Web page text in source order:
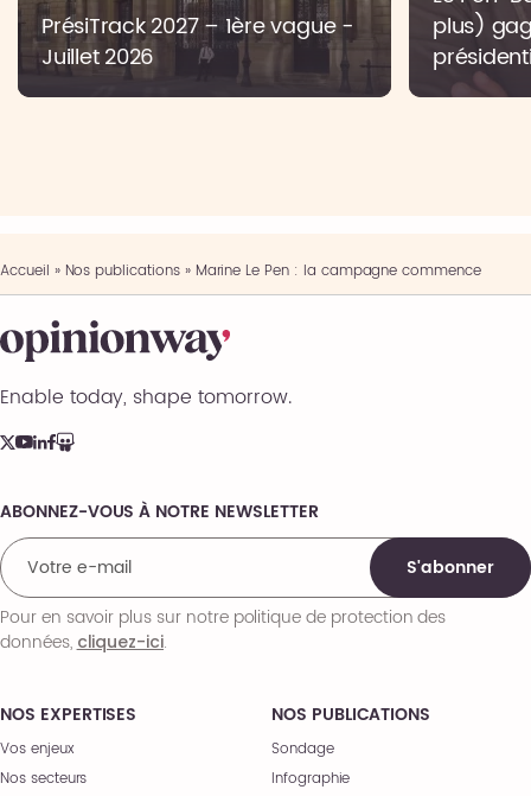
PrésiTrack 2027 – 1ère vague -
Juillet 2026
plus)
Accueil » Nos publications» Marine Le Pen : la campagne commence
Enable today, shape tomorrow.
NOS EXPERTISES
Vos enjeux
Nos secteurs
NOS PUBLICATIONS
Sondage
Infographie
Comments
ABONNEZ-VOUS À NOTRE NEWSLETTER
S'abonner
Pour en savoir plus sur notre politique de protection des
données,cliquez-ici.